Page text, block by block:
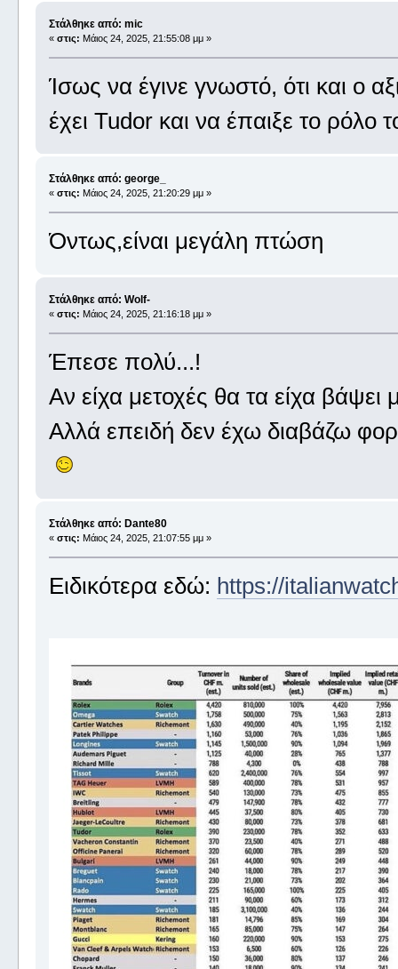
Στάλθηκε από: mic
« στις: Μάιος 24, 2025, 21:55:08 μμ »
Ίσως να έγινε γνωστό, ότι και ο
έχει Tudor και να έπαιξε το
Στάλθηκε από: george_
« στις: Μάιος 24, 2025, 21:20:29 μμ »
Όντως,είναι μεγάλη πτώση
Στάλθηκε από: Wolf-
« στις: Μάιος 24, 2025, 21:16:18 μμ »
Έπεσε πολύ...!
Αν είχα μετοχές θα τα είχα βάψει
Αλλά επειδή δεν έχω διαβάζω
Στάλθηκε από: Dante80
« στις: Μάιος 24, 2025, 21:07:55 μμ »
Ειδικότερα εδώ: https://